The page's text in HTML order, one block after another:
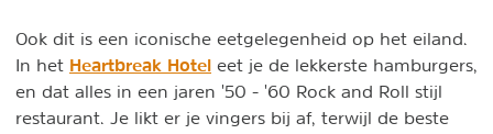
Ook dit is een iconische eetgelegenheid op het eiland.
In het Heartbreak Hotel eet je de lekkerste hamburgers,
en dat alles in een jaren '50 - '60 Rock and Roll stijl
restaurant. Je likt er je vingers bij af, terwijl de beste